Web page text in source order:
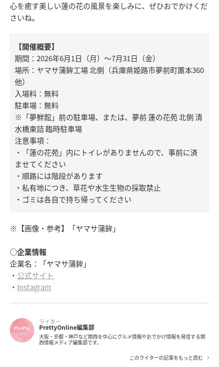
心を癒す美しい蓮の花の風景を楽しみに、ぜひおでかけくだ
さいね。
【開催概要】
期間：2026年6月1日（月）～7月31日（金）
場所：ヤマサ蒲鉾工場 北側（兵庫県姫路市夢前町置本360
他）
入場料：無料
駐車場：無料
※「夢鮮館」前の駐車場、または、夢前 蓮の花苑 北側 清
水橋東詰 臨時駐車場
注意事項：
・「蓮の花苑」内にトイレがありませんので、事前に済
ませてください
・順路には階段があります
・私有地につき、草花や水生生物の採取禁止
・ゴミは各自で持ち帰ってください
※【画像・参考】「ヤマサ蒲鉾」
○企業情報
企業名：「ヤマサ蒲鉾」
・ 公式サイト
・ Instagram
ライター
PrettyOnline編集部
大阪・京都・神戸など関西を中心にグルメ情報やおでかけ情報を発信する関
西情報メディア編集部です。
このライターの記事をもっと読む